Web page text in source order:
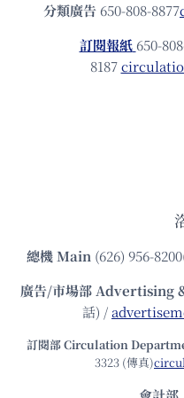
分類廣告 650-808-8877
訂閱報紙 650-
8187
總機Main (626) 956-
廣告/市場部Advertising
話) /
訂閱部 Circulation
3323 (傳真)